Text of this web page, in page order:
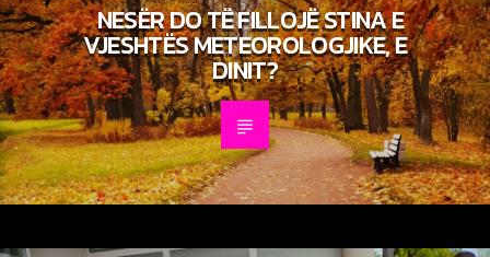
NESËR DO TË FILLOJË STINA E
VJESHTËS METEOROLOGJIKE, E
DINIT?